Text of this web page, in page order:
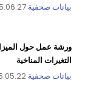
بيانات صحفية
ورشة عمل حول
التغيرات المناخية
بيانات صحفية